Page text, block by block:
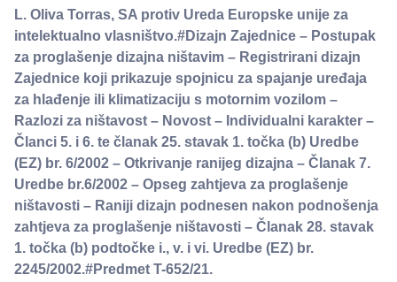
L. Oliva Torras, SA protiv Ureda Europske unije za
intelektualno vlasništvo.#Dizajn Zajednice – Postupak
za proglašenje dizajna ništavim – Registrirani dizajn
Zajednice koji prikazuje spojnicu za spajanje uređaja
za hlađenje ili klimatizaciju s motornim vozilom –
Razlozi za ništavost – Novost – Individualni karakter –
Članci 5. i 6. te članak 25. stavak 1. točka (b) Uredbe
(EZ) br. 6/2002 – Otkrivanje ranijeg dizajna – Članak 7.
Uredbe br.6/2002 – Opseg zahtjeva za proglašenje
ništavosti – Raniji dizajn podnesen nakon podnošenja
zahtjeva za proglašenje ništavosti – Članak 28. stavak
1. točka (b) podtočke i., v. i vi. Uredbe (EZ) br.
2245/2002.#Predmet T-652/21.